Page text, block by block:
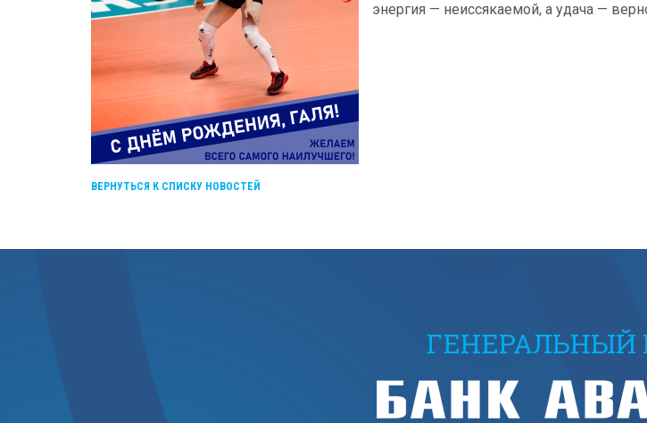
энергия — неиссякаемой, а удача —
ВЕРНУТЬСЯ К СПИСКУ НОВОСТЕЙ
ГЕНЕРАЛЬНЫЙ